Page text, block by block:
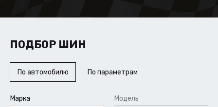
ПОДБОР ШИН
По автомобилю По параметрам
Марка Модель